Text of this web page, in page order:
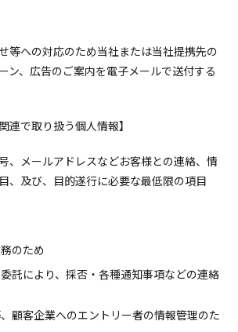
等への対応のため当社または当社提携先の
ン、広告のご案内を電子メールで送付する
連で取り扱う個人情報】
、メールアドレスなどお客様との連絡、情
、及び、目的遂行に必要な最低限の項目
のため
託により、採否・各種通知事項などの連絡
顧客企業へのエントリー者の情報管理のた